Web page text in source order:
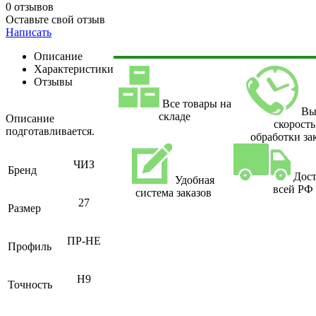
0 отзывов
Оставьте свой отзыв
Написать
Описание
Характеристики
Отзывы
Описание
подготавливается.
Бренд ЧИЗ
Размер 27
Профиль ПР-НЕ
Точность H9
Все товары на
складе
скорость
обработки
Удобная
система заказов
всей РФ